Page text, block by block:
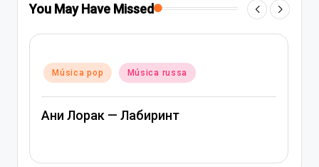
You May Have Missed
in
Música pop Música rap e hip-hop
Música russa
Артем Качер Ани Лорак – Материк